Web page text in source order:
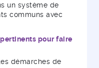
un système de
communs avec
pour faire
démarches de